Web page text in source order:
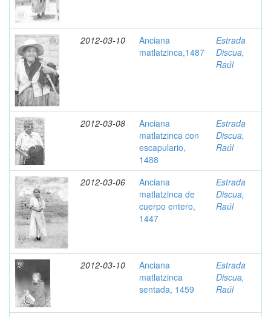
2012-03-10
Anciana
matlatzinca,1487
Estrada
Discua,
Raúl
2012-03-08
Anciana
matlatzinca con
escapulario,
1488
Estrada
Discua,
Raúl
2012-03-06
Anciana
matlatzinca de
cuerpo entero,
1447
Estrada
Discua,
Raúl
2012-03-10
Anciana
matlatzinca
sentada, 1459
Estrada
Discua,
Raúl